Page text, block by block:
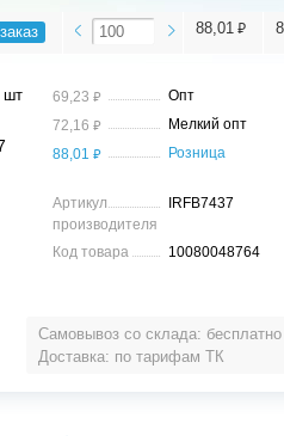
Самовывоз со склада: бесплатно
Доставка: по тарифам ТК
88,01 ⃏
шт 69,23 ⃏
Опт
72,16 ⃏
Мелкий опт
88,01 ⃏ Розница
Артикул
производителя
IRFB7437
Код товара 10080048764